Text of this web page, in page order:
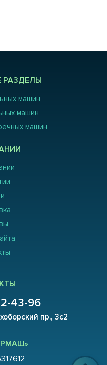
РАЗДЕЛЫ
машин
машин
машин
43-96
пр., 3с2